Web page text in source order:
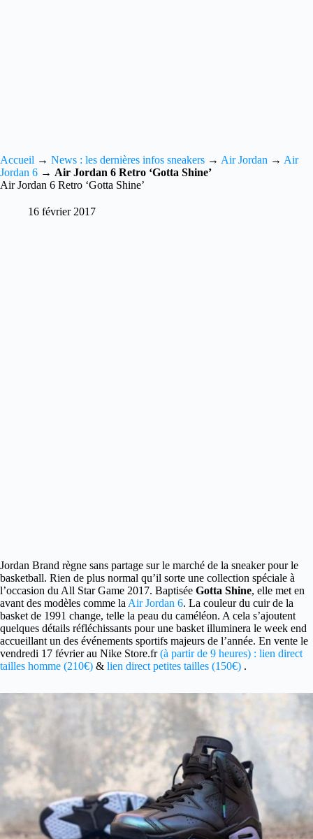
Accueil → News : les dernières infos sneakers → Air Jordan → Air
Jordan 6 → Air Jordan 6 Retro ‘Gotta Shine’
Air Jordan 6 Retro ‘Gotta Shine’
16 février 2017
Jordan Brand règne sans partage sur le marché de la sneaker pour le
basketball. Rien de plus normal qu’il sorte une collection spéciale à
l’occasion du All Star Game 2017. Baptisée Gotta Shine, elle met en
avant des modèles comme la Air Jordan 6. La couleur du cuir de la
basket de 1991 change, telle la peau du caméléon. A cela s’ajoutent
quelques détails réfléchissants pour une basket illuminera le week end
accueillant un des événements sportifs majeurs de l’année. En vente le
vendredi 17 février au Nike Store.fr(à partir de 9 heures) : lien direct
tailles homme (210€) & lien direct petites tailles (150€) .